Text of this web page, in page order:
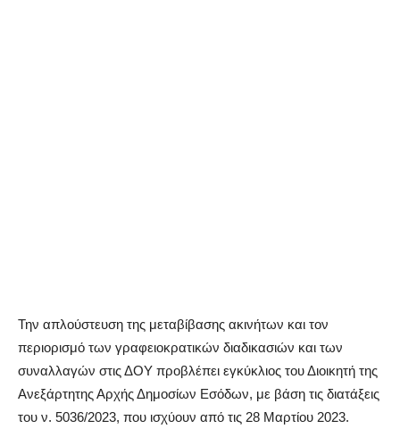
Την απλούστευση της μεταβίβασης ακινήτων και τον
περιορισμό των γραφειοκρατικών διαδικασιών και των
συναλλαγών στις ΔΟΥ προβλέπει εγκύκλιος του Διοικητή της
Ανεξάρτητης Αρχής Δημοσίων Εσόδων, με βάση τις διατάξεις
του ν. 5036/2023, που ισχύουν από τις 28 Μαρτίου 2023.